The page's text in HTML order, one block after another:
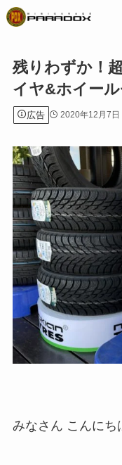
残りわずか！
イヤ&ホイール
広告 2020年12月7日
みなさん こんにち